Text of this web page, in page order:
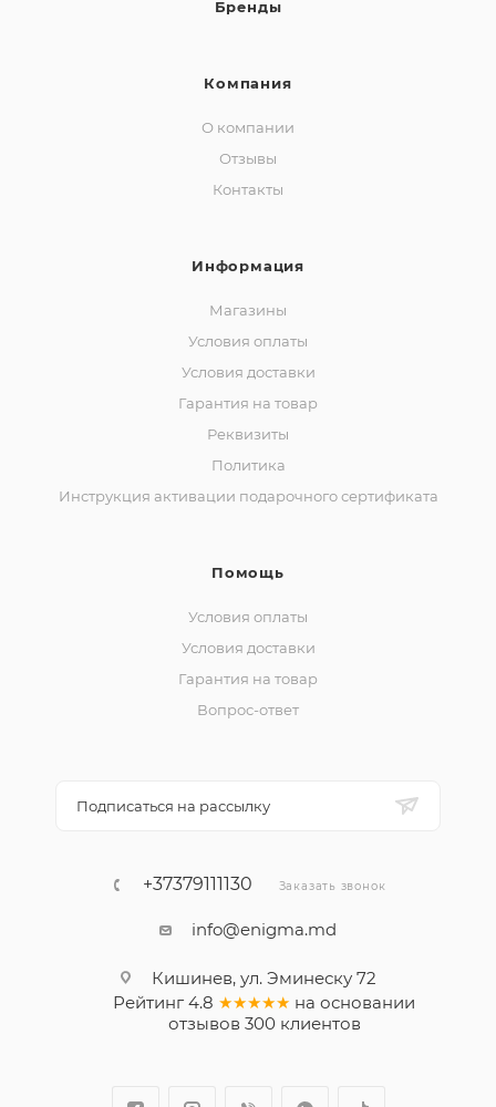
Бренды
Компания
О компании
Отзывы
Контакты
Информация
Магазины
Условия оплаты
Условия доставки
Гарантия на товар
Реквизиты
Политика
Инструкция активации подарочного сертификата
Помощь
Условия оплаты
Условия доставки
Гарантия на товар
Вопрос-ответ
Подписаться на рассылку
+37379111130 Заказать звонок
info@enigma.md
Кишинев, ул. Эминеску 72
Рейтинг 4.8 ★★★★★ на основании
отзывов 300клиентов